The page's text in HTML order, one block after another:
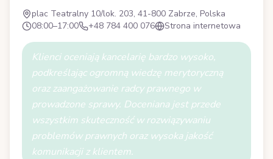
plac Teatralny 10/lok. 203, 41-800 Zabrze, Polska
08:00–17:00
+48 784 400 076 Strona internetowa
Klienci oceniają kancelarię bardzo wysoko,
podkreślając ogromną wiedzę merytoryczną
oraz zaangażowanie radcy prawnego w
prowadzone sprawy. Doceniana jest przede
wszystkim skuteczność w rozwiązywaniu
problemów prawnych oraz wysoka jakość
komunikacji z klientem.